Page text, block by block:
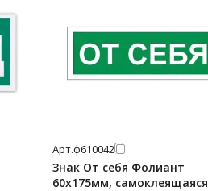
Арт.ф610042
Знак От себя Фолиант
60х175мм, самоклеящаяся